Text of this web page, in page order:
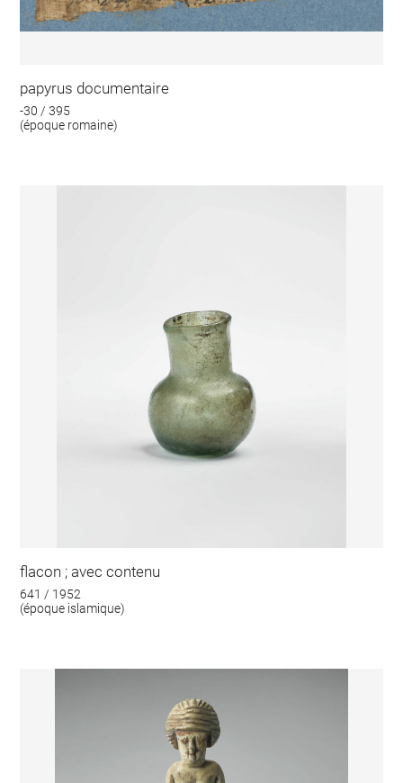
papyrus documentaire
-30 / 395
(époque romaine)
flacon ; avec contenu
641 / 1952
(époque islamique)